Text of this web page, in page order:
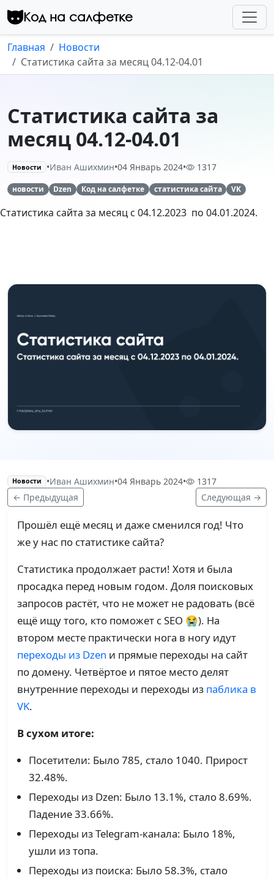
Перейти к контенту
Код на салфетке
Главная
Новости
Статистика сайта за месяц 04.12-04.01
Статистика сайта за
месяц 04.12-04.01
Новости •Иван Ашихмин•04 Январь 2024• 1317
новости Dzen Код на салфетке статистика сайта VK
Статистика сайта за месяц с 04.12.2023 по 04.01.2024.
Новости •Иван Ашихмин•04 Январь 2024•
1317
← Предыдущая
Следующая →
Прошёл ещё месяц и даже сменился год! Что
же у нас по статистике сайта?
Статистика продолжает расти! Хотя и была
просадка перед новым годом. Доля поисковых
запросов растёт, что не может не радовать (всё
ещё ищу того, кто поможет с SEO 😭). На
втором месте практически нога в ногу идут
переходы из Dzen и прямые переходы на сайт
по домену. Четвёртое и пятое место делят
внутренние переходы и переходы из паблика в
VK.
В сухом итоге:
Посетители: Было 785, стало 1040. Прирост
32.48%.
Переходы из Dzen: Было 13.1%, стало 8.69%.
Падение 33.66%.
Переходы из Telegram-канала: Было 18%,
ушли из топа.
Переходы из поиска: Было 58.3%, стало